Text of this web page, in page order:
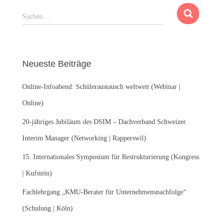
S
u
n
a
c
:
Suchen …
Neueste Beiträge
Online-Infoabend: Schüleraustausch weltweit (Webinar |
Online)
20-jähriges Jubiläum des DSIM – Dachverband Schweizer
Interim Manager (Networking | Rapperswil)
15. Internationales Symposium für Restrukturierung (Kongress
| Kufstein)
Fachlehrgang „KMU-Berater für Unternehmensnachfolge“
(Schulung | Köln)